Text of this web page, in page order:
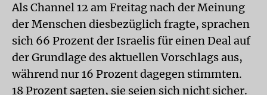
Als Channel 12 am Freitag nach der Meinung
der Menschen diesbezüglich fragte, sprachen
sich 66 Prozent der Israelis für einen Deal auf
der Grundlage des aktuellen Vorschlags aus,
während nur 16 Prozent dagegen stimmten.
18 Prozent sagten, sie seien sich nicht sicher.